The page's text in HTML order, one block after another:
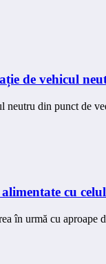
de vehicul
neutru din punct de
cu
în urmă cu